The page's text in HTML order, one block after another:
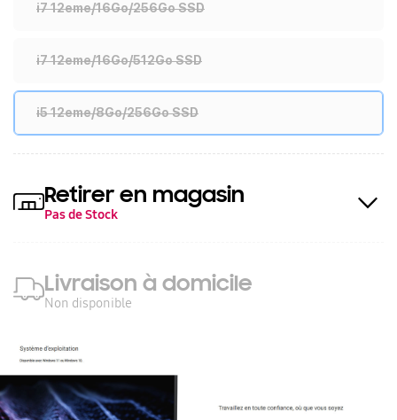
i7 12eme/16Go/256Go SSD
i7 12eme/16Go/512Go SSD
i5 12eme/8Go/256Go SSD
Retirer en magasin
Pas de Stock
Livraison à domicile
Non disponible